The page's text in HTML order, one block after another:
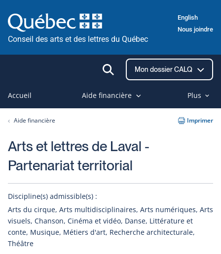
au
contenu
Conseil des arts et des lettres du Québec
English
Nous joindre
Ouvrir
la
recherche
Mon dossier CALQ
Accueil Aide financière Plus
Aide financière Imprimer
Arts et lettres de Laval -
Partenariat territorial
Discipline(s) admissible(s) :
Arts du cirque, Arts multidisciplinaires, Arts numériques, Arts
visuels, Chanson, Cinéma et vidéo, Danse, Littérature et
conte, Musique, Métiers d'art, Recherche architecturale,
Théâtre